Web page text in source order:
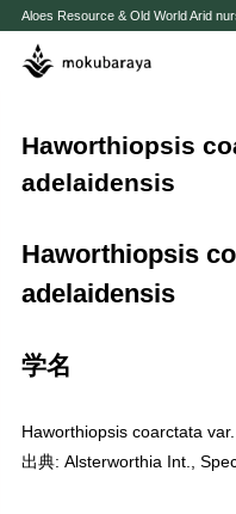
Aloes Resource & Old World Arid
Haworthiopsis
adelaidensis
Haworthiopsis
adelaidensis
学名
Haworthiopsis coarctata
出典: Alsterworthia Int.,